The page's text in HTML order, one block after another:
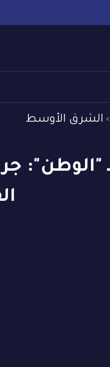
الشرق الأوسط
"الوطن":